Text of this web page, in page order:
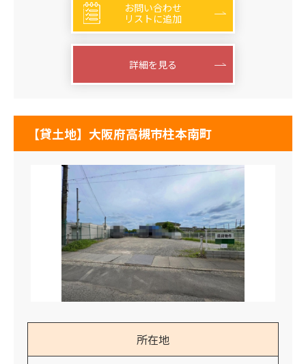
お問い合わせ
リストに追加
詳細を見る
【貸土地】大阪府高槻市柱本南町
所在地